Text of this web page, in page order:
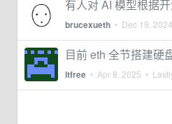
有人对 AI 模型根据
brucexueth • Dec 19, 2024
目前 eth 全节搭建硬
ltfree • Apr 8, 2025 •